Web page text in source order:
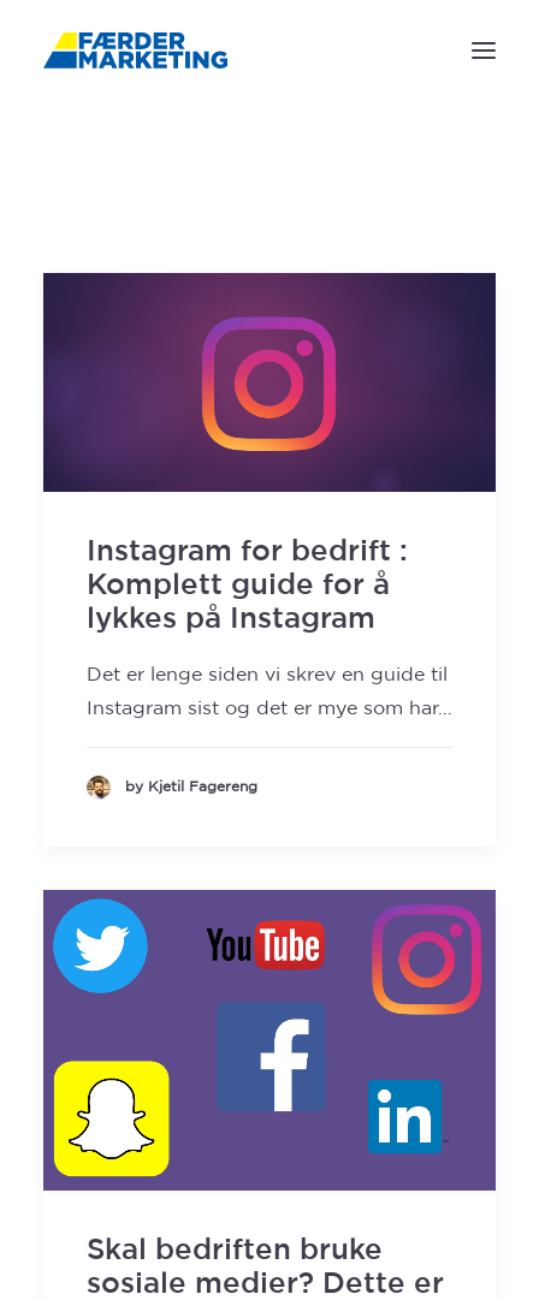
SEARCH
Instagram for bedrift :
Komplett guide for å
lykkes på Instagram
Det er lenge siden vi skrev en guide til
Instagram sist og det er mye som har…
by Kjetil Fagereng
Skal bedriften bruke
sosiale medier? Dette er